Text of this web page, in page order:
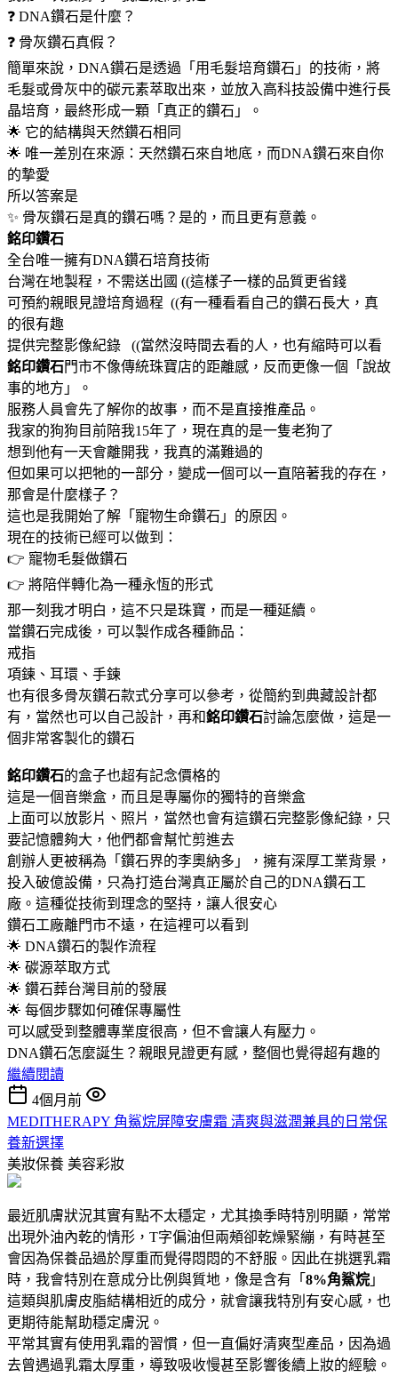
❓ DNA鑽石是什麼？
❓ 骨灰鑽石真假？
簡單來說，DNA鑽石是透過「用毛髮培育鑽石」的技術，將
毛髮或骨灰中的碳元素萃取出來，並放入高科技設備中進行長
晶培育，最終形成一顆「真正的鑽石」。
🌟 它的結構與天然鑽石相同
🌟 唯一差別在來源：天然鑽石來自地底，而DNA鑽石來自你
的摯愛
所以答案是
✨ 骨灰鑽石是真的鑽石嗎？是的，而且更有意義。
銘印鑽石
全台唯一擁有DNA鑽石培育技術
台灣在地製程，不需送出國 ((這樣子一樣的品質更省錢
可預約親眼見證培育過程 ((有一種看看自己的鑽石長大，真
的很有趣
提供完整影像紀錄 ((當然沒時間去看的人，也有縮時可以看
銘印鑽石門市不像傳統珠寶店的距離感，反而更像一個「說故
事的地方」。
服務人員會先了解你的故事，而不是直接推產品。
我家的狗狗目前陪我15年了，現在真的是一隻老狗了
想到他有一天會離開我，我真的滿難過的
但如果可以把牠的一部分，變成一個可以一直陪著我的存在，
那會是什麼樣子？
這也是我開始了解「寵物生命鑽石」的原因。
現在的技術已經可以做到：
👉 寵物毛髮做鑽石
👉 將陪伴轉化為一種永恆的形式
那一刻我才明白，這不只是珠寶，而是一種延續。
當鑽石完成後，可以製作成各種飾品：
戒指
項鍊、耳環、手鍊
也有很多骨灰鑽石款式分享可以參考，從簡約到典藏設計都
有，當然也可以自己設計，再和銘印鑽石討論怎麼做，這是一
個非常客製化的鑽石
銘印鑽石的盒子也超有記念價格的
這是一個音樂盒，而且是專屬你的獨特的音樂盒
上面可以放影片、照片，當然也會有這鑽石完整影像紀錄，只
要記憶體夠大，他們都會幫忙剪進去
創辦人更被稱為「鑽石界的李奧納多」，擁有深厚工業背景，
投入破億設備，只為打造台灣真正屬於自己的DNA鑽石工
廠。這種從技術到理念的堅持，讓人很安心
鑽石工廠離門市不遠，在這裡可以看到
🌟 DNA鑽石的製作流程
🌟 碳源萃取方式
🌟 鑽石葬台灣目前的發展
🌟 每個步驟如何確保專屬性
可以感受到整體專業度很高，但不會讓人有壓力。
DNA鑽石怎麼誕生？親眼見證更有感，整個也覺得超有趣的
繼續閱讀
4個月前
MEDITHERAPY 角鯊烷屏障安膚霜 清爽與滋潤兼具的日常保
養新選擇
美妝保養 美容彩妝
最近肌膚狀況其實有點不太穩定，尤其換季時特別明顯，常常
出現外油內乾的情形，T字偏油但兩頰卻乾燥緊繃，有時甚至
會因為保養品過於厚重而覺得悶悶的不舒服。因此在挑選乳霜
時，我會特別在意成分比例與質地，像是含有「 8%角鯊烷 」
這類與肌膚皮脂結構相近的成分，就會讓我特別有安心感，也
更期待能幫助穩定膚況。
平常其實有使用乳霜的習慣，但一直偏好清爽型產品，因為過
去曾遇過乳霜太厚重，導致吸收慢甚至影響後續上妝的經驗。